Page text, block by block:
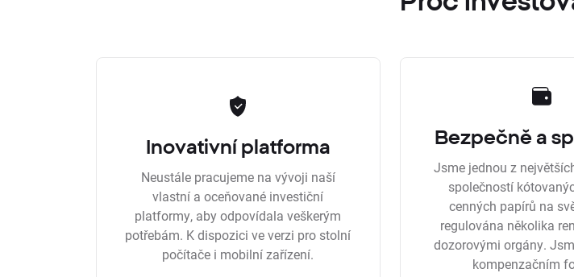
Inovativní platforma
Neustále pracujeme na vývoji naší
vlastní a oceňované investiční
platformy, aby odpovídala veškerým
potřebám. K dispozici ve verzi pro stolní
počítače i mobilní zařízení.
Bezpečně a
Jsme jednou z
společností
cenných papírů na
regulována několika
dozorovými orgány.
kompenzačním